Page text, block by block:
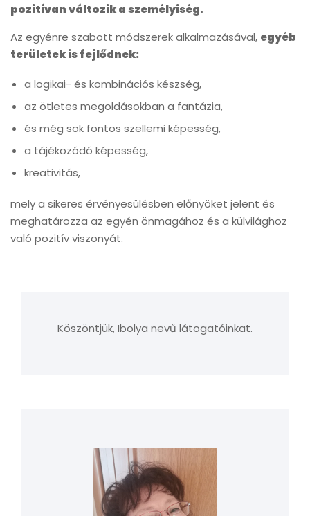
pozitívan változik a személyiség.
Az egyénre szabott módszerek alkalmazásával, egyéb
területek is fejlődnek:
a logikai- és kombinációs készség,
az ötletes megoldásokban a fantázia,
és még sok fontos szellemi képesség,
a tájékozódó képesség,
kreativitás,
mely a sikeres érvényesülésben előnyöket jelent és
meghatározza az egyén önmagához és a külvilághoz
való pozitív viszonyát.
Köszöntjük, Ibolya nevű látogatóinkat.